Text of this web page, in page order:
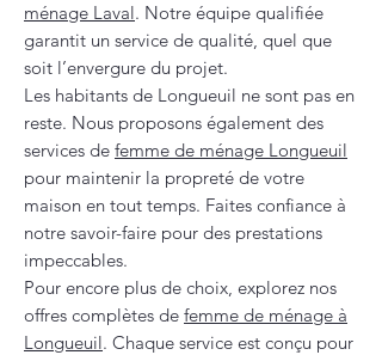
ménage Laval. Notre équipe qualifiée
garantit un service de qualité, quel que
soit l’envergure du projet.
Les habitants de Longueuil ne sont pas en
reste. Nous proposons également des
services de femme de ménage Longueuil
pour maintenir la propreté de votre
maison en tout temps. Faites confiance à
notre savoir-faire pour des prestations
impeccables.
Pour encore plus de choix, explorez nos
offres complètes de femme de ménage à
Longueuil. Chaque service est conçu pour